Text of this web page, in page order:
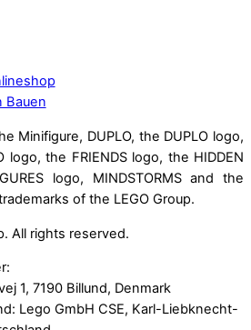
Bauen
Minifigure, DUPLO, the DUPLO logo,
logo, the FRIENDS logo, the HIDDEN
logo, MINDSTORMS and the
of the LEGO Group.
All rights reserved.
1, 7190 Billund, Denmark
Lego GmbH CSE, Karl-Liebknecht-